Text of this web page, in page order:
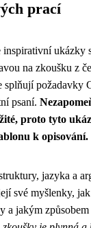
prací
inspirativní ukázky
na zkoušku z
splňují požadavky
psaní.
proto tyto
k opisování.
jazyka a
své myšlenky,
a jakým